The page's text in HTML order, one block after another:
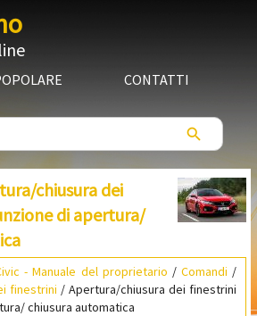
CONTATTI
chiusura dei
di apertura/
- Manuale del proprietario /Comandi /
finestrini / Apertura/chiusura dei finestrini
chiusura automatica